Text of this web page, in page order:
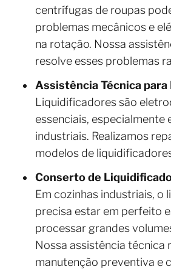
centrífugas de roupas
problemas mecânicos e
na rotação. Nossa
resolve esses problemas
Assistência Técnica
Liquidificadores são
essenciais, especialmente
industriais. Realizamos
modelos de
Conserto de
Em cozinhas industriais, o
precisa estar em perfeito
processar grandes
Nossa assistência técnica
manutenção preventiva e